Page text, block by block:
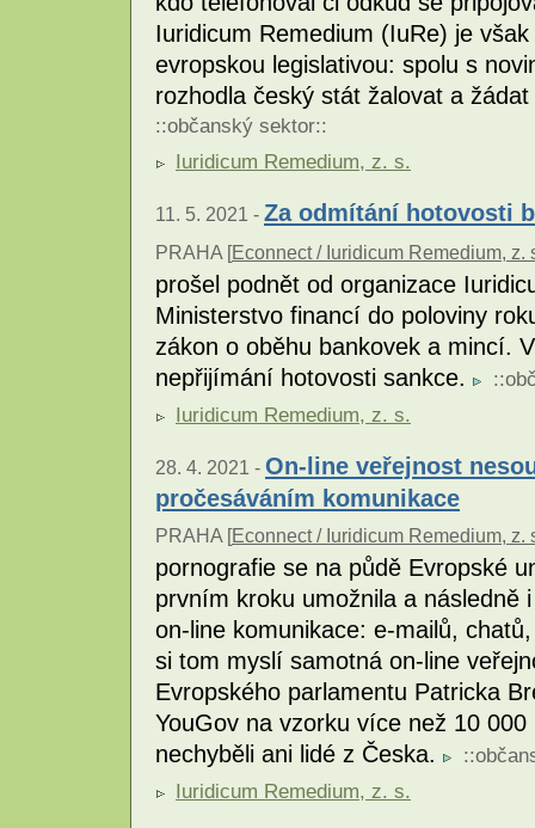
Iuridicum Remedium (IuRe) je
evropskou legislativou: spolu s
rozhodla český stát žalovat a
::občanský sektor::
Iuridicum Remedium, z. s.
11. 5. 2021 - Za odmítání hotovosti
PRAHA [Econnect / Iuridicum Remedium, z.
prošel podnět od organizace
Ministerstvo financí do poloviny
zákon o oběhu bankovek a mincí.
nepřijímání hotovosti sankce.
::
Iuridicum Remedium, z. s.
28. 4. 2021 - On-line veřejnost
pročesáváním komunikace
PRAHA [Econnect / Iuridicum Remedium, z.
pornografie se na půdě Evropské
prvním kroku umožnila a následně
on-line komunikace: e-mailů,
si tom myslí samotná on-line
Evropského parlamentu Patricka
YouGov na vzorku více než 10
nechyběli ani lidé z Česka.
::
Iuridicum Remedium, z. s.